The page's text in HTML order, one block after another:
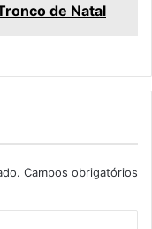
de Natal
Campos obrigatórios